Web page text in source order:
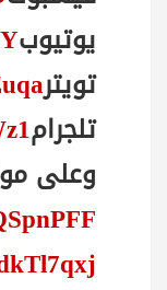
يوتيوب
تويتر
تلجرام
وعلى